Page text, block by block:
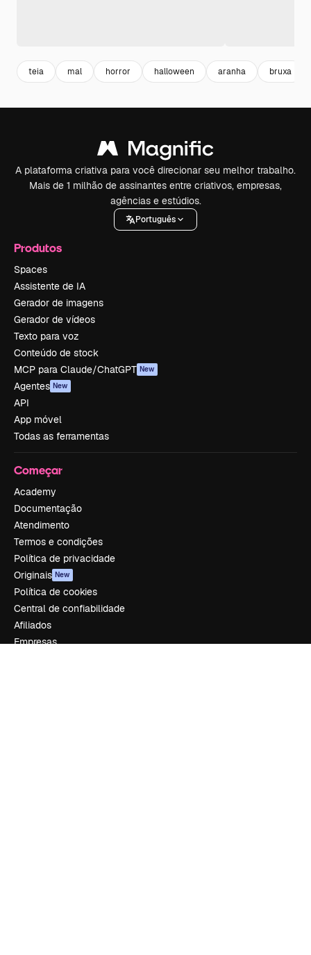
teia mal horror halloween aranha bruxa
A plataforma criativa para você direcionar seu melhor trabalho.
Mais de 1 milhão de assinantes entre criativos, empresas,
agências e estúdios.
Português
Produtos
Spaces
Assistente de IA
Gerador de imagens
Gerador de vídeos
Texto para voz
Conteúdo de stock
MCP para Claude/ChatGPT New
Agentes New
API
App móvel
Todas as ferramentas
Começar
Academy
Documentação
Atendimento
Termos e condições
Política de privacidade
Originais New
Política de cookies
Central de confiabilidade
Afiliados
Empresas